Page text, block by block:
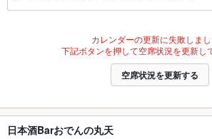
カレンダーの更新に失敗しまし
下記ボタンを押して空席状況を更新し
空席状況を更新する
日本酒Barおでんの丸天